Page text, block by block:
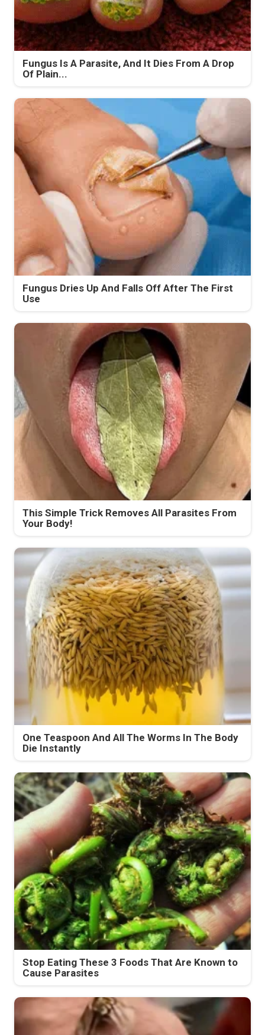
Fungus Is A Parasite, And It Dies From A Drop
Of Plain...
Fungus Dries Up And Falls Off After The First
Use
This Simple Trick Removes All Parasites From
Your Body!
One Teaspoon And All The Worms In The Body
Die Instantly
Stop Eating These 3 Foods That Are Known to
Cause Parasites